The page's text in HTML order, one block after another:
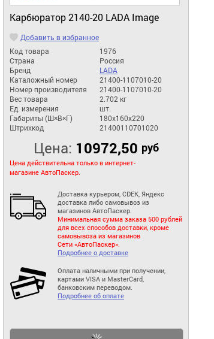
Карбюратор 2140-20 LADA Image
Добавить в избранное
Код товара
1976
Страна
Россия
Бренд
LADA
Каталожный номер
21400-1107010-20
Номер производителя
21400-1107010-20
Вес товара
2.702 кг
Ед. измерения
шт.
Габариты (Ш×В×Г)
180x160x220
Штрихкод
21400110701020
Цена: 10972,50 руб
Цена действительна только в интернет-
магазине АвтоПаскер.
Доставка курьером, CDEK, Яндекс
доставка либо самовывоз из
магазинов АвтоПаскер.
Минимальная сумма заказа 500 рублей
для всех способов доставки, кроме
самовывоза из магазинов
Сети «АвтоПаскер».
Подробнее о доставке
Оплата наличными при получении,
картами VISA и MasterCard,
банковским переводом.
Подробнее об оплате